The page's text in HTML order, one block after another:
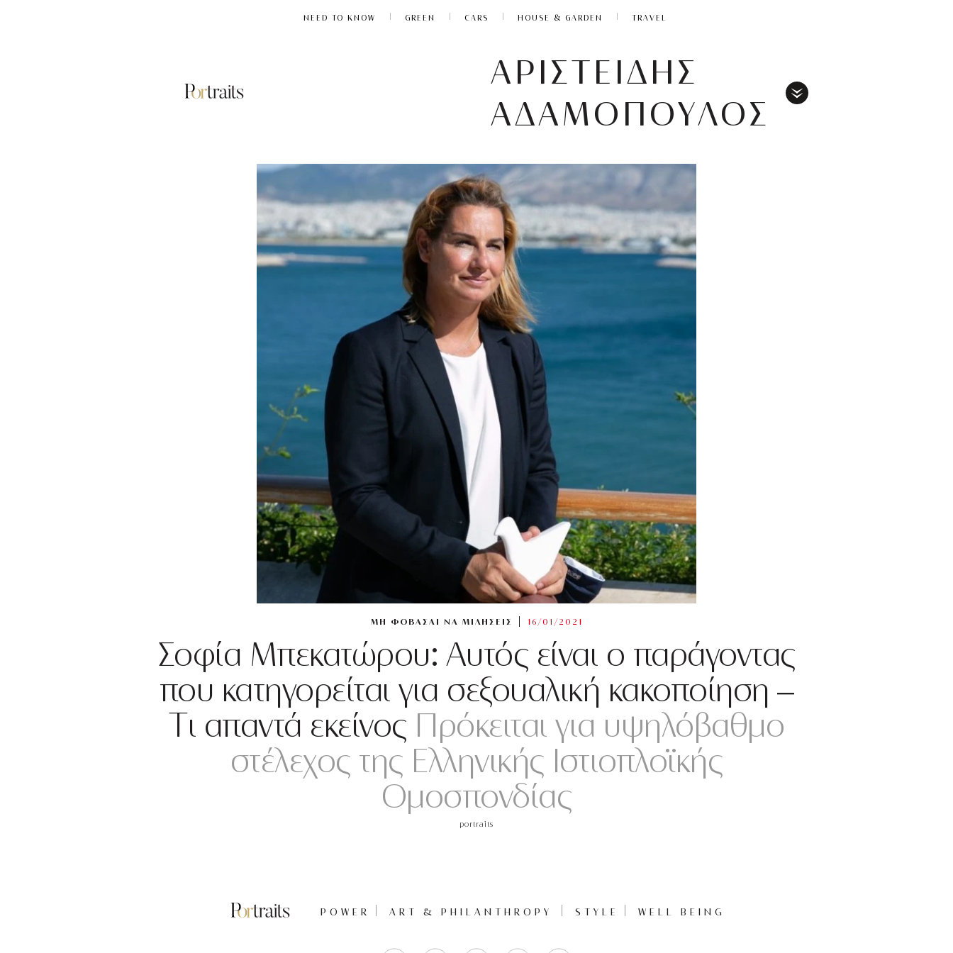
NEED TO KNOW GREEN CARS HOUSE & GARDEN TRAVEL
ΑΡΙΣΤΕΙΔΗΣ
ΑΔΑΜΟΠΟΥΛΟΣ
ΜΗ ΦΟΒΑΣΑΙ ΝΑ ΜΙΛΗΣΕΙΣ 16/01/2021
Σοφία Μπεκατώρου: Αυτός είναι ο παράγοντας
που κατηγορείται για σεξουαλική κακοποίηση –
Tι απαντά εκείνος Πρόκειται για υψηλόβαθμο
στέλεχος της Ελληνικής Ιστιοπλοϊκής
Ομοσπονδίας
portraits
POWER ART & PHILANTHROPY STYLE WELL BEING